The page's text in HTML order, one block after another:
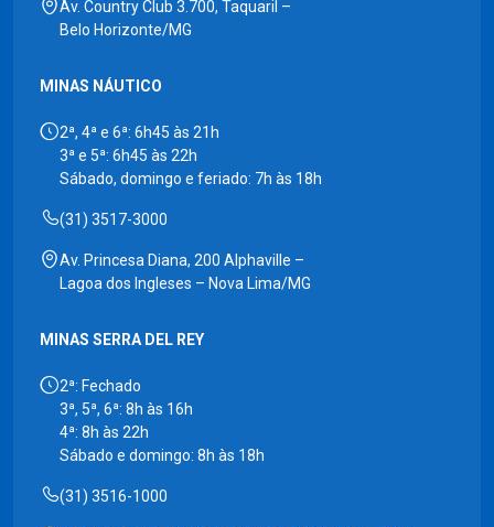
Av. Country Club 3.700, Taquaril –
Belo Horizonte/MG
MINAS NÁUTICO
2ª, 4ª e 6ª: 6h45 às 21h
3ª e 5ª: 6h45 às 22h
Sábado, domingo e feriado: 7h às 18h
(31) 3517-3000
Av. Princesa Diana, 200 Alphaville –
Lagoa dos Ingleses – Nova Lima/MG
MINAS SERRA DEL REY
2ª: Fechado
3ª, 5ª, 6ª: 8h às 16h
4ª: 8h às 22h
Sábado e domingo: 8h às 18h
(31) 3516-1000